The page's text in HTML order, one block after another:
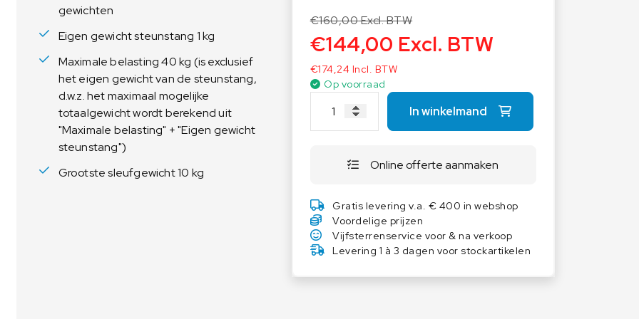
Voedingsweegschalen
Voedingsweegschalen
Babyweegschalen
Handkrachtmeters
Personenweegschalen
Rolstoelweegschalen
Stoelweegschalen
Dierenweegschalen
Draagbare weegschalen
Industrie 4.0
Software
Veerweegschalen
Winkelweegschalen
gewichten
Eigen gewicht steunstang 1 kg
Maximale belasting 40 kg (is exclusief
het eigen gewicht van de steunstang,
d.w.z. het maximaal mogelijke
totaalgewicht wordt berekend uit
"Maximale belasting" + "Eigen gewicht
steunstang")
Grootste sleufgewicht 10 kg
€160,00Excl. BTW
€144,00 Excl. BTW
€174,24 Incl. BTW
Op voorraad
R
e
u
n
s
a
In winkelmand
Online offerte aanmaken
Gratis levering v.a. € 400 in webshop
Voordelige prijzen
Vijfsterrenservice voor & na verkoop
Levering 1 à 3 dagen voor stockartikelen